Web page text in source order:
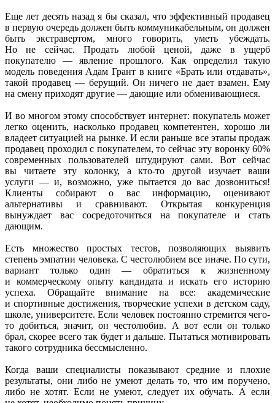
Еще лет десять назад я бы сказал, что эффективный продавец
в первую очередь должен быть коммуникабельным, он должен
быть экстравертом, много говорить, уметь убеждать.
Но не сейчас. Продать любой ценой, даже в ущерб
покупателю — явление прошлого. Как определил такую
модель поведения Адам Грант в книге «Брать или отдавать»,
такой продавец — берущий. Он ничего не дает взамен. Ему
на смену приходят другие — дающие или обменивающиеся.
И во многом этому способствует интернет: покупатель может
легко оценить, насколько продавец компетентен, хорошо ли
владеет ситуацией на рынке. И если раньше все этапы продаж
продавец проходил с покупателем, то сейчас эту воронку 60%
современных пользователей штудируют сами. Вот сейчас
вы читаете эту колонку, а кто-то другой изучает ваши
услуги — и, возможно, уже пытается до вас дозвониться!
Клиенты собирают о вас информацию, оценивают
альтернативы и сравнивают. Открытая конкуренция
вынуждает вас сосредоточиться на покупателе и стать
дающим.
Есть множество простых тестов, позволяющих выявить
степень эмпатии человека. С честолюбием все иначе. По сути,
вариант только один — обратиться к жизненному
и коммерческому опыту кандидата и искать его историю
успеха. Обращайте внимание на все: академические
и спортивные достижения, творческие успехи в детском саду,
школе, университете. Если человек постоянно стремится чего-
то добиться, значит, он честолюбив. А вот если он только
брал, скорее всего так будет и дальше. Пытаться мотивировать
такого сотрудника бессмысленно.
Когда ваши специалисты показывают средние и плохие
результаты, они либо не умеют делать то, что им поручено,
либо не хотят. Если не умеют, следует их обучать. А если